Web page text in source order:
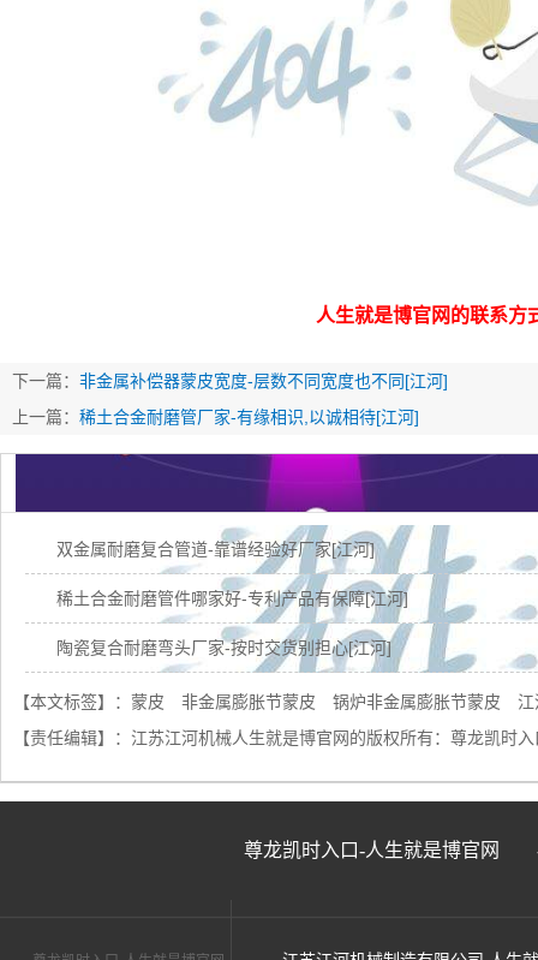
人生就是博官网的联系方
下一篇： 非金属补偿器蒙皮宽度-层数不同宽度也不同[江河]
上一篇： 稀土合金耐磨管厂家-有缘相识,以诚相待[江河]
双金属耐磨复合管道-靠谱经验好厂家[江河]
稀土合金耐磨管件哪家好-专利产品有保障[江河]
陶瓷复合耐磨弯头厂家-按时交货别担心[江河]
稀土合金耐磨管找哪家-自产自销更实惠[江河]
陶瓷耐磨管一米多少钱厂家给出的是这个价[江河]
陶瓷复合耐磨管厂家-4条生产线交货速度就是快[江河]
【本文标签】： 蒙皮 非金属膨胀节蒙皮 锅炉非金属膨胀节蒙皮
江
【责任编辑】： 江苏江河机械人生就是博官网的版权所有： 尊龙凯时
尊龙凯时入口-人生就是博官网